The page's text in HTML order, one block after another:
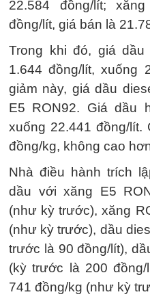
22.584 đồng/lít;
đồng/lít, giá bán là
Trong khi đó, giá dầu
1.644 đồng/lít, xuống
giảm này, giá dầu
E5 RON92. Giá dầu
xuống 22.441 đồng/lít.
đồng/kg, không cao
Nhà điều hành trích
dầu với xăng E5
(như kỳ trước), xăng
(như kỳ trước), dầu
trước là 90 đồng/lít),
(kỳ trước là 200
741 đồng/kg (như kỳ